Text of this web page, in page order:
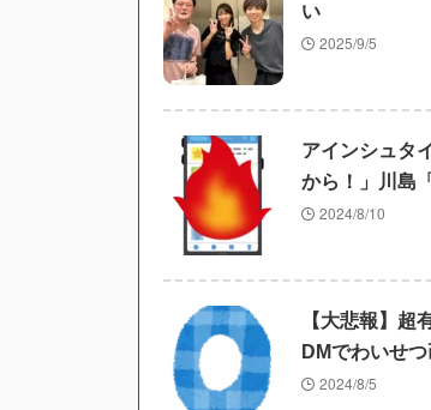
い
2025/9/5
アインシュタ
から！」川島
2024/8/10
【大悲報】超
DMでわいせ
2024/8/5